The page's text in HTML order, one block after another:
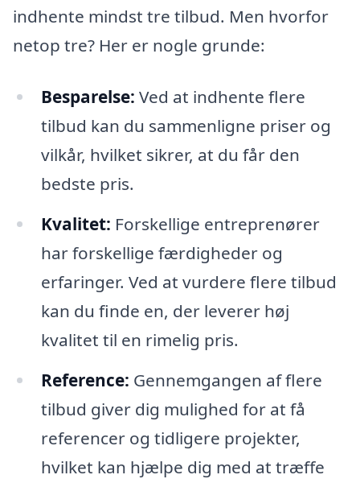
indhente mindst tre tilbud. Men hvorfor
netop tre? Her er nogle grunde:
Besparelse: Ved at indhente flere
tilbud kan du sammenligne priser og
vilkår, hvilket sikrer, at du får den
bedste pris.
Kvalitet: Forskellige entreprenører
har forskellige færdigheder og
erfaringer. Ved at vurdere flere tilbud
kan du finde en, der leverer høj
kvalitet til en rimelig pris.
Reference: Gennemgangen af flere
tilbud giver dig mulighed for at få
referencer og tidligere projekter,
hvilket kan hjælpe dig med at træffe